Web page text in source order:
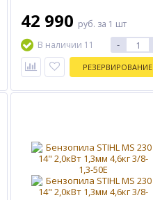
42 990 руб. за 1 шт
В наличии 11
-
РЕЗЕРВИРОВАНИЕ